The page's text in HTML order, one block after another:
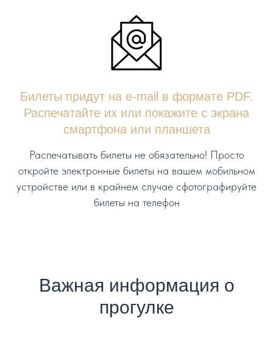
Билеты придут на e-mail в формате PDF.
Распечатайте их или покажите с экрана
смартфона или планшета
Распечатывать билеты не обязательно! Просто
откройте электронные билеты на вашем мобильном
устройстве или в крайнем случае сфотографируйте
билеты на телефон
Важная информация о
прогулке